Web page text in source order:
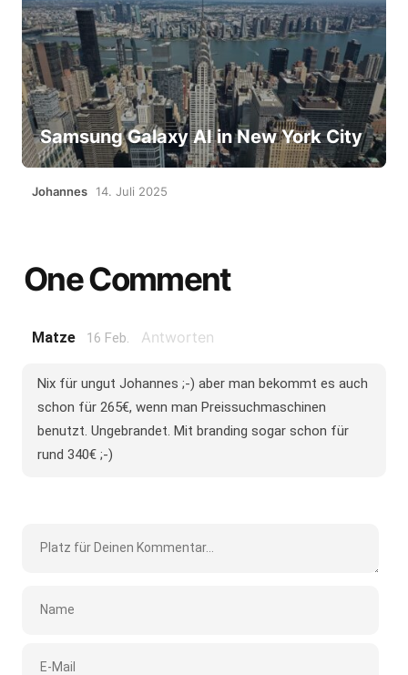
Samsung Galaxy AI in New York City
Johannes 14. Juli 2025
One Comment
Matze 16 Feb. Antworten
Nix für ungut Johannes ;-) aber man bekommt es auch
schon für 265€, wenn man Preissuchmaschinen
benutzt. Ungebrandet. Mit branding sogar schon für
rund 340€ ;-)